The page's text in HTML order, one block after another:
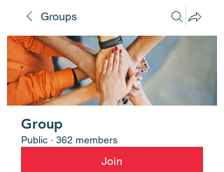
Groups
Group
Public · 362 members
Join